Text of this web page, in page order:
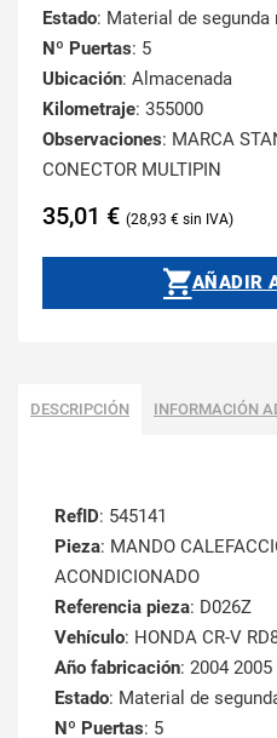
Estado: Material de segunda
Nº Puertas: 5
Ubicación: Almacenada
Kilometraje: 355000
Observaciones: MARCA
CONECTOR MULTIPIN
35,01 € 28,93 €
AÑADIR
DESCRIPCIÓN INFORMACIÓN
RefID: 545141
Pieza: MANDO
ACONDICIONADO
Referencia pieza: D026Z
Vehículo: HONDA CR-V
Año fabricación: 2004
Estado: Material de
Nº Puertas: 5